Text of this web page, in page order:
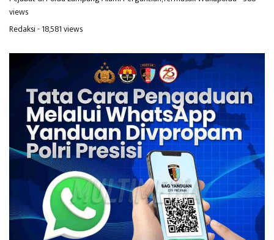
views
Redaksi- 18,581 views